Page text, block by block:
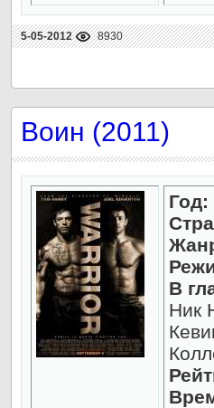
5-05-2012 8930
Воин (2011)
Год:
В
Ник